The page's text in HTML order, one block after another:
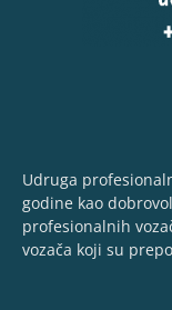
Udruga
godine kao
profesionalnih
vozača koji su